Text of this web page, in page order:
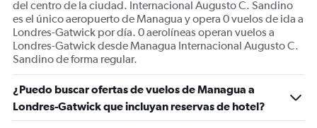
del centro de la ciudad. Internacional Augusto C. Sandino
es el único aeropuerto de Managua y opera 0 vuelos de ida a
Londres-Gatwick por día. 0 aerolíneas operan vuelos a
Londres-Gatwick desde Managua Internacional Augusto C.
Sandino de forma regular.
¿Puedo buscar ofertas de vuelos de Managua a
Londres-Gatwick que incluyan reservas de hotel?